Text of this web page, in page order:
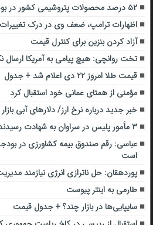
۵۲ درصد محصولات پتروشیمی کشور در بوشهر تولید می‌شود
اظهارات ترامپ، ضعف وی در درک تغییرات
آزاد کردن بنزین برای کنترل قیمت
تخت روانچی: هیچ پیامی به آمریکا ارسال
قیمت طلا امروز ۲۲ دی اعلام شد + جدول
مؤمنی از همتای عمانی خود استقبال کرد
خبر جدید درباره نرخ ارز/ دلارهای آبی
۳ مأمور پلیس در سراوان به شهادت رسیدند
است
پوردهقان: حل ناترازی انرژی نیازمند
طارمی به اینتر پیوست
سایپایی‌ها در بازار چند؟ + جدول قیمت